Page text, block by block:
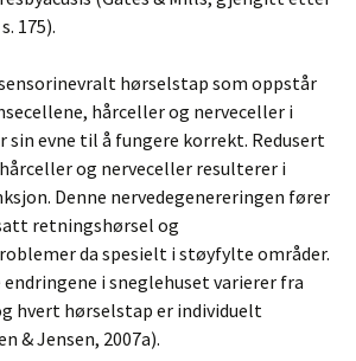
175).
hørselstap som oppstår
hårceller og nerveceller i
sin evne til å fungere korrekt. Redusert
og nerveceller resulterer i
Denne nervedegenereringen fører
retningshørsel og
da spesielt i støyfylte områder.
endringene i sneglehuset varierer fra
hvert hørselstap er individuelt
& Jensen, 2007a).